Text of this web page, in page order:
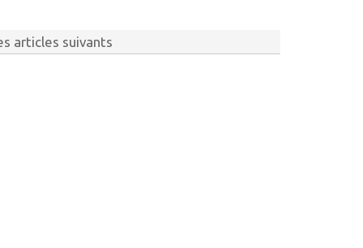
articles suivants